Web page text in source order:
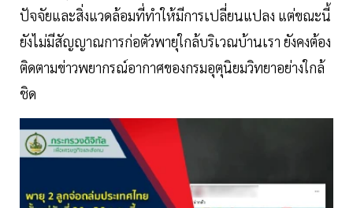
ปัจจัยและสิ่งแวดล้อมที่ทำให้มีการเปลี่ยนแปลง แต่ขณะนี้
ยังไม่มีสัญญาณการก่อตัวพายุใกล้บริเวณบ้านเรา ยังคงต้อง
ติดตามข่าวพยากรณ์อากาศของกรมอุตุนิยมวิทยาอย่างใกล้
ชิด